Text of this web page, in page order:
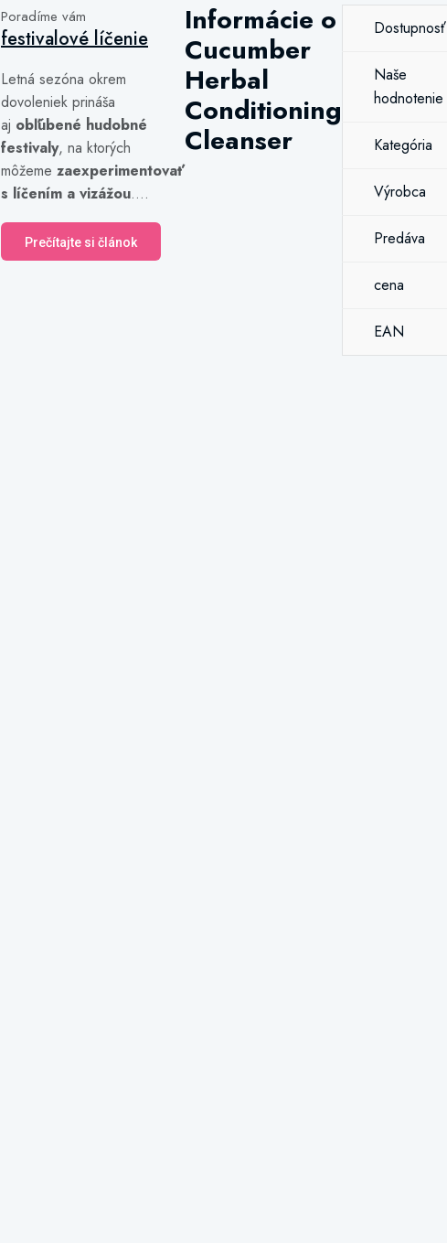
Poradíme vám
festivalové líčenie
Letná sezóna okrem
dovoleniek prináša
aj obľúbené hudobné
festivaly, na ktorých
môžeme zaexperimentovať
s líčením a vizážou....
Prečítajte si článok
Informácie o
Cucumber
Herbal
Conditioning
Cleanser
Dostupnosť
Naše
hodnotenie
Kategória
Výrobca
Predáva
cena
EAN